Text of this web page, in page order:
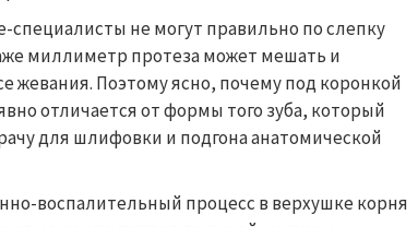
специалисты не могут правильно по слепку
миллиметр протеза может мешать и
жевания. Поэтому ясно, почему под коронкой
отличается от формы того зуба, который
для шлифовки и подгона анатомической
воспалительный процесс в верхушке корня